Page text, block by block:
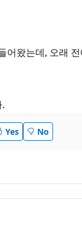
어왔는데, 오래
Yes No